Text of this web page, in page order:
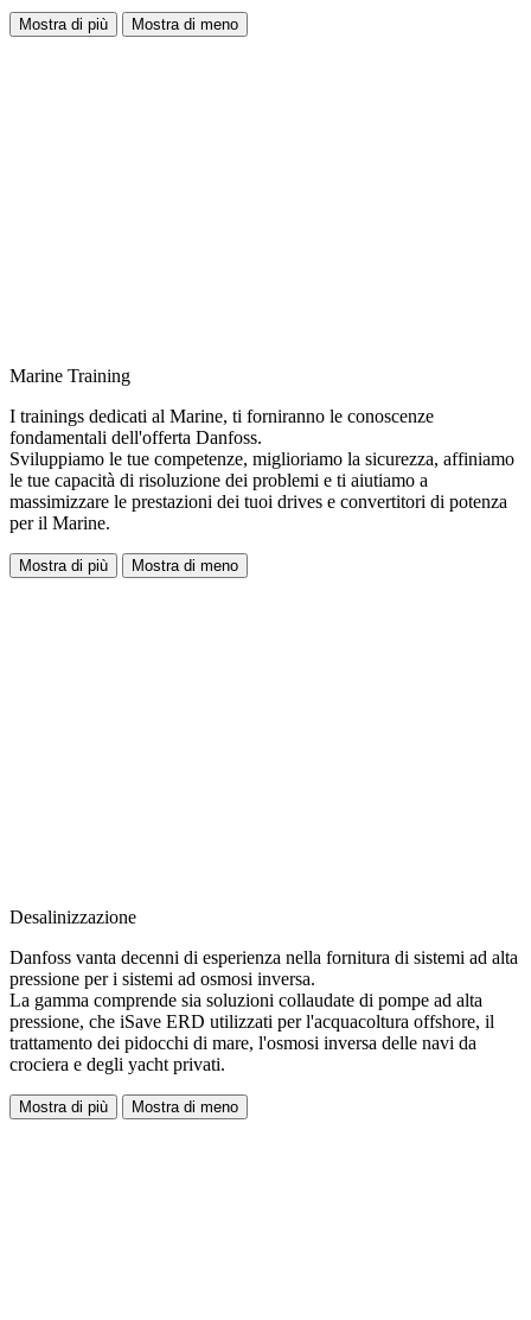
Mostra di più Mostra di meno
Marine Training
I trainings dedicati al Marine, ti forniranno le conoscenze
fondamentali dell'offerta Danfoss.
Sviluppiamo le tue competenze, miglioriamo la sicurezza, affiniamo
le tue capacità di risoluzione dei problemi e ti aiutiamo a
massimizzare le prestazioni dei tuoi drives e convertitori di potenza
per il Marine.
Mostra di più Mostra di meno
Desalinizzazione
Danfoss vanta decenni di esperienza nella fornitura di sistemi ad alta
pressione per i sistemi ad osmosi inversa.
La gamma comprende sia soluzioni collaudate di pompe ad alta
pressione, che iSave ERD utilizzati per l'acquacoltura offshore, il
trattamento dei pidocchi di mare, l'osmosi inversa delle navi da
crociera e degli yacht privati.
Mostra di più Mostra di meno